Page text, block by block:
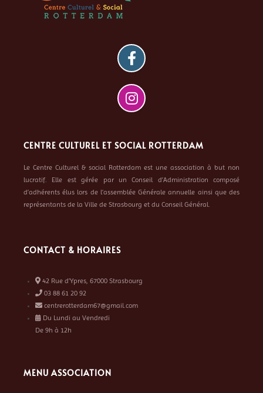
CENTRE CULTUREL ET SOCIAL ROTTERDAM
Le Centre Culturel & social Rotterdam est une association à but non
lucratif. Elle est gérée par un Conseil d’Administration composé
d’adhérents élus lors de l’assemblée Générale annuelle ainsi que des
représentants de la Ville de Strasbourg et du Conseil Général.
CONTACT & HORAIRES
42 Rue d’Ypres, 67000 Strasbourg
03 88 61 20 92
centrerotterdam67@gmail.com
Du Lundi au Vendredi
De 9h à 12h
MENU ASSOCIATION